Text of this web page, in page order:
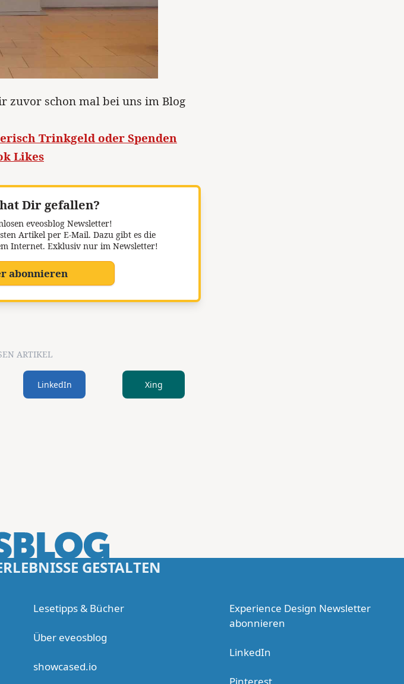
zuvor schon mal bei uns im Blog
Trinkgeld oder Spenden
Likes
Dir gefallen?
eveosblog Newsletter!
Artikel per E-Mail. Dazu gibt es die
Internet. Exklusiv nur im Newsletter!
abonnieren
ARTIKEL
LinkedIn Xing
GESTALTEN
Lesetipps & Bücher
Über eveosblog
showcased.io
Experience Design Newsletter
abonnieren
LinkedIn